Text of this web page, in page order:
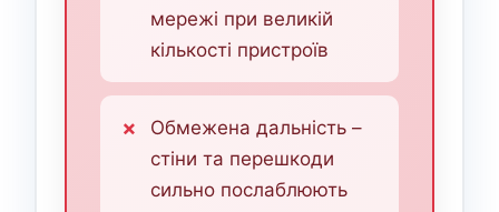
мережі при великій
кількості пристроїв
Обмежена дальність –
стіни та перешкоди
сильно послаблюють